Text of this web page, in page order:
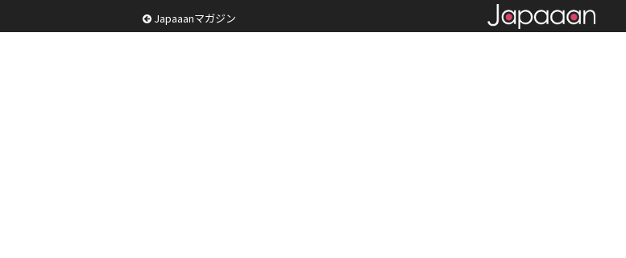
Japaaanマガジン